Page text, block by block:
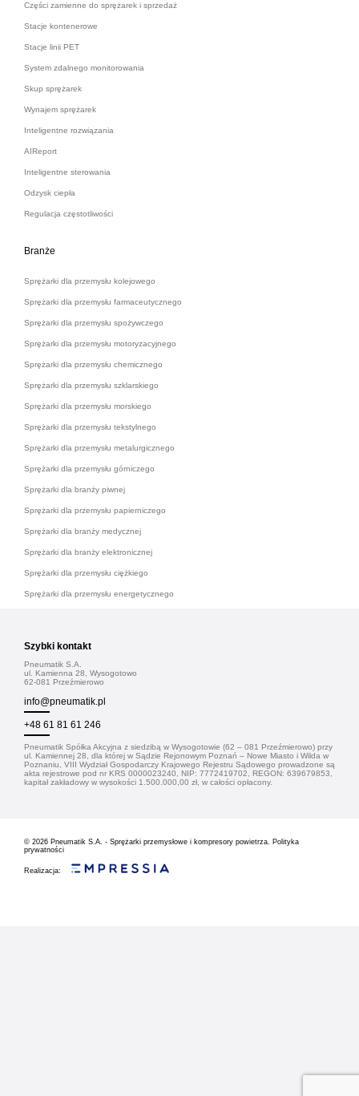
Części zamienne do sprężarek i sprzedaż
Stacje kontenerowe
Stacje linii PET
System zdalnego monitorowania
Skup sprężarek
Wynajem sprężarek
Inteligentne rozwiązania
AIReport
Inteligentne sterowania
Odzysk ciepła
Regulacja częstotliwości
Branże
Sprężarki dla przemysłu kolejowego
Sprężarki dla przemysłu farmaceutycznego
Sprężarki dla przemysłu spożywczego
Sprężarki dla przemysłu motoryzacyjnego
Sprężarki dla przemysłu chemicznego
Sprężarki dla przemysłu szklarskiego
Sprężarki dla przemysłu morskiego
Sprężarki dla przemysłu tekstylnego
Sprężarki dla przemysłu metalurgicznego
Sprężarki dla przemysłu górniczego
Sprężarki dla branży piwnej
Sprężarki dla przemysłu papierniczego
Sprężarki dla branży medycznej
Sprężarki dla branży elektronicznej
Sprężarki dla przemysłu ciężkiego
Sprężarki dla przemysłu energetycznego
Szybki kontakt
Pneumatik S.A.
ul. Kamienna 28, Wysogotowo
62-081 Przeźmierowo
info@pneumatik.pl
+48 61 81 61 246
Pneumatik Spółka Akcyjna z siedzibą w Wysogotowie (62 – 081 Przeźmierowo) przy
ul. Kamiennej 28, dla której w Sądzie Rejonowym Poznań – Nowe Miasto i Wilda w
Poznaniu, VIII Wydział Gospodarczy Krajowego Rejestru Sądowego prowadzone są
akta rejestrowe pod nr KRS 0000023240, NIP: 7772419702, REGON: 639679853,
kapitał zakładowy w wysokości 1.500.000,00 zł, w całości opłacony.
© 2026 Pneumatik S.A. - Sprężarki przemysłowe i kompresory powietrza. Polityka
prywatności
Realizacja: